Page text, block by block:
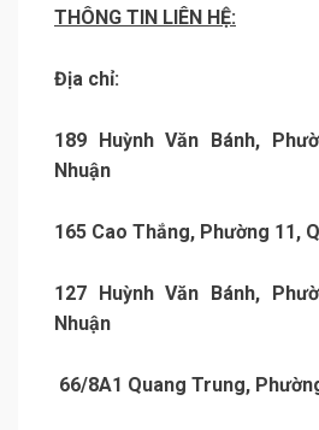
THÔNG TIN LIÊN HỆ:
Địa chỉ:
189 Huỳnh Văn Bánh,
Nhuận
165 Cao Thắng, Phường 11,
127 Huỳnh Văn Bánh,
Nhuận
66/8A1 Quang Trung,